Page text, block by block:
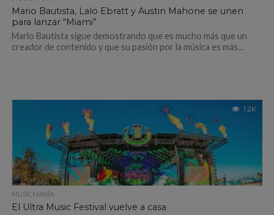
Mario Bautista, Lalo Ebratt y Austin Mahone se unen
para lanzar “Miami”
Mario Bautista sigue demostrando que es mucho más que un
creador de contenido y que su pasión por la música es más...
1.2K
MUSICMANÍA
El Ultra Music Festival vuelve a casa